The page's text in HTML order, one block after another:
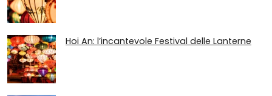
Hoi An: l’incantevole Festival delle Lanterne